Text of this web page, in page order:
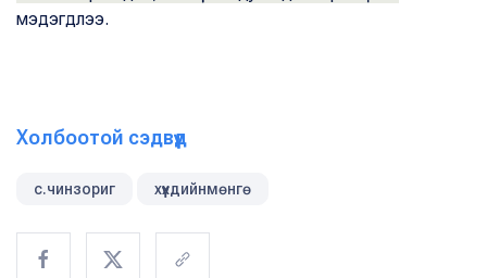
мэдэгдлээ.
Холбоотой сэдвүүд
с.чинзориг хүүхдийнмөнгө